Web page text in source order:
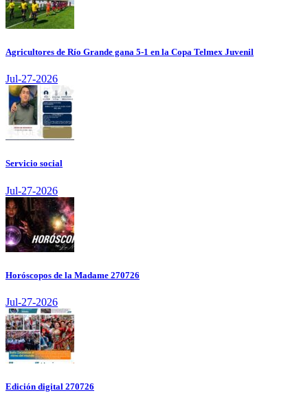
Agricultores de Río Grande gana 5-1 en la Copa Telmex Juvenil
Jul-27-2026
Servicio social
Jul-27-2026
Horóscopos de la Madame 270726
Jul-27-2026
Edición digital 270726